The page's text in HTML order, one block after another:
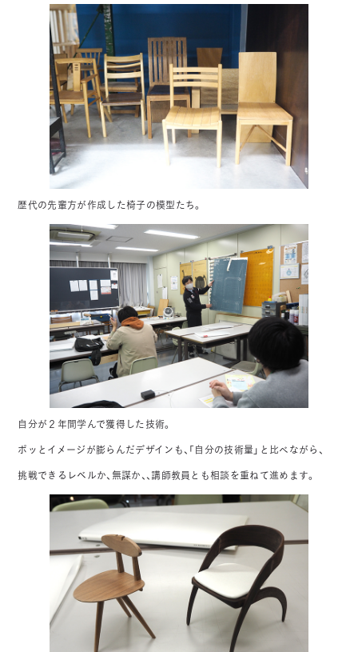
歴代の先輩方が作成した椅子の模型たち。
自分が２年間学んで獲得した技術。
ポッとイメージが膨らんだデザインも、「自分の技術量」と比べながら、
挑戦できるレベルか、無謀か、、講師教員とも相談を重ねて進めます。